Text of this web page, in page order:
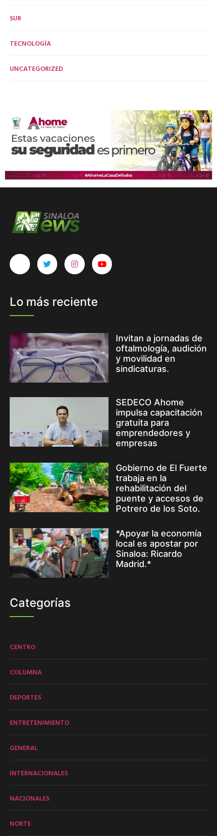
SUR
TECNOLOGÍA
UNCATEGORIZED
Lo más reciente
Invitan a jornadas de
oftalmología, audición
y movilidad en
sindicaturas.
SEDECO Ahome
impulsa capacitación
gratuita para
emprendedores y
empresas
Gobierno de El Fuerte
trabaja en la
rehabilitación del
puente y accesos de
Potrero de los Soto.
*Apoyar la economía
local es apostar por
Sinaloa: Ricardo
Madrid.*
Categorías
CENTRO
COLUMNA
DEPORTES
ENTRETENIMIENTO
GENERAL
INTERNACIONALES
NACIONALES
NORTE